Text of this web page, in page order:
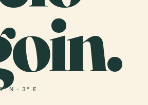
N · 3° E